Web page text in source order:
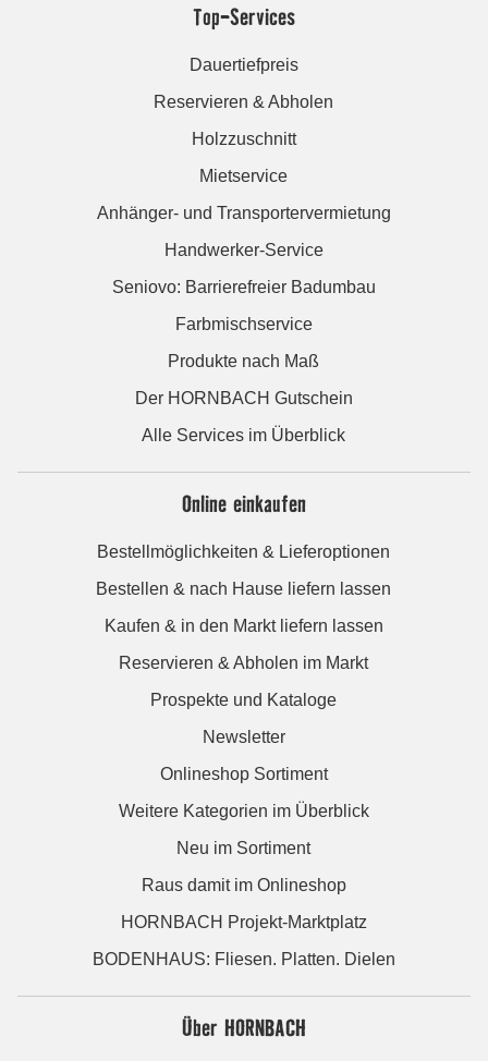
Top-Services
Dauertiefpreis
Reservieren & Abholen
Holzzuschnitt
Mietservice
Anhänger- und Transportervermietung
Handwerker-Service
Seniovo: Barrierefreier Badumbau
Farbmischservice
Produkte nach Maß
Der HORNBACH Gutschein
Alle Services im Überblick
Online einkaufen
Bestellmöglichkeiten & Lieferoptionen
Bestellen & nach Hause liefern lassen
Kaufen & in den Markt liefern lassen
Reservieren & Abholen im Markt
Prospekte und Kataloge
Newsletter
Onlineshop Sortiment
Weitere Kategorien im Überblick
Neu im Sortiment
Raus damit im Onlineshop
HORNBACH Projekt-Marktplatz
BODENHAUS: Fliesen. Platten. Dielen
Über HORNBACH